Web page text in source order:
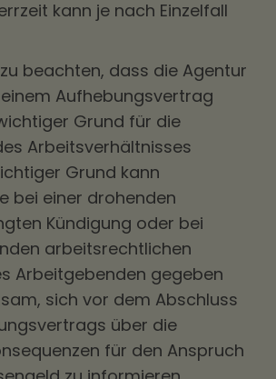
kann je nach Einzelfall
beachten, dass die Agentur
Aufhebungsvertrag
Grund für die
Arbeitsverhältnisses
Grund kann
bei einer drohenden
Kündigung oder bei
arbeitsrechtlichen
Arbeitgebenden gegeben
sich vor dem Abschluss
über die
für den Anspruch